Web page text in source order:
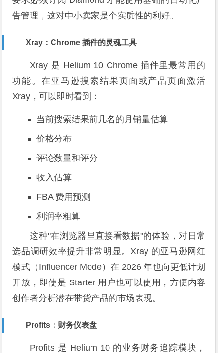
告管理，这对中小卖家是个实质性的利好。
Xray：Chrome 插件的灵魂工具
Xray 是 Helium 10 Chrome 插件里最常用的
功能。在亚马逊搜索结果页面或产品页面激活
Xray，可以即时看到：
当前搜索结果前几名的月销量估算
价格分布
评论数量和评分
收入估算
FBA 费用预测
利润率粗算
这种"在浏览器里直接看数据"的体验，对日常
选品调研效率提升非常明显。Xray 的亚马逊网红
模式（Influencer Mode）在 2026 年也向更低计划
开放，即使是 Starter 用户也可以使用，方便内容
创作者分析潜在带货产品的市场表现。
Profits：财务仪表盘
Profits 是 Helium 10 的业务财务追踪模块，